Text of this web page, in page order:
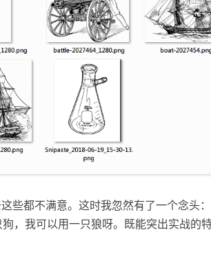
些都不满意。这时我忽然有了一个念头
，我可以用一只狼呀。既能突出实战的